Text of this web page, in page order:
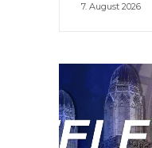
7. August 2026